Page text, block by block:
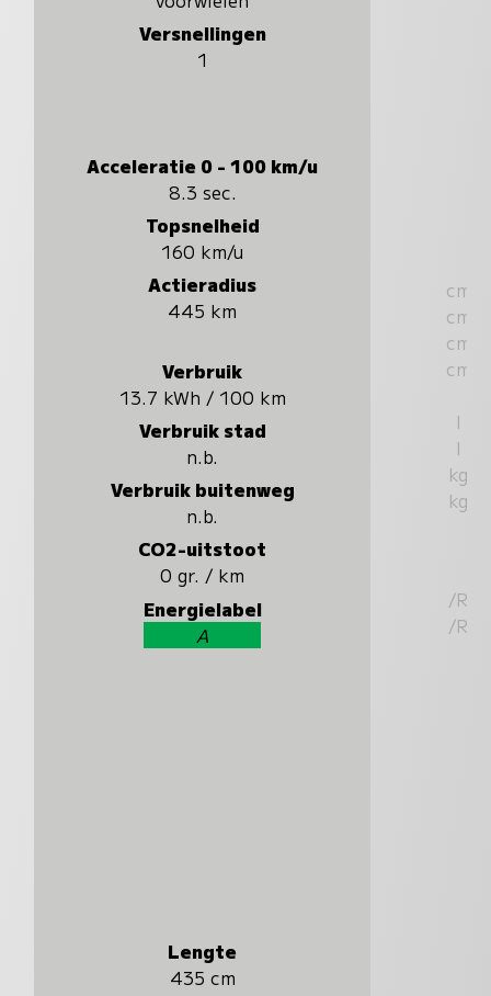
Versnellingen
1
Acceleratie 0 - 100 km/u
8.3 sec.
Topsnelheid
160 km/u
Actieradius
445 km
Verbruik
13.7 kWh / 100 km
Verbruik stad
n.b.
Verbruik buitenweg
n.b.
CO2-uitstoot
0 gr. / km
Energielabel
A
Lengte
435 cm
cm
cm
cm
cm
l
l
kg
kg
/R
/R